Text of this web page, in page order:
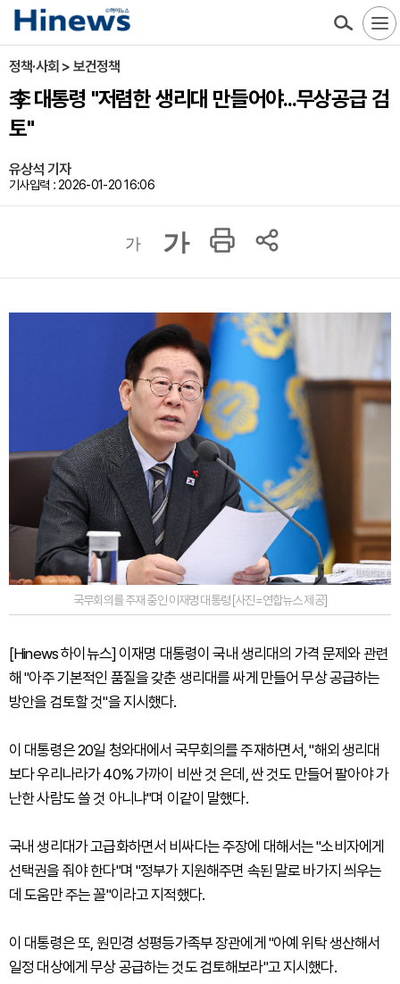
정책·사회 > 보건정책
李 대통령 "저렴한 생리대 만들어야...무상공급 검
토"
유상석 기자
기사입력 : 2026-01-20 16:06
가 가
국무회의를 주재 중인 이재명 대통령 [사진=연합뉴스 제공]
[Hinews 하이뉴스] 이재명 대통령이 국내 생리대의 가격 문제와 관련
해 "아주 기본적인 품질을 갖춘 생리대를 싸게 만들어 무상 공급하는
방안을 검토할 것"을 지시했다.
이 대통령은 20일 청와대에서 국무회의를 주재하면서, "해외 생리대
보다 우리나라가 40% 가까이 비싼 것 은데, 싼 것도 만들어 팔아야 가
난한 사람도 쓸 것 아니냐"며 이같이 말했다.
국내 생리대가 고급화하면서 비싸다는 주장에 대해서는 "소비자에게
선택권을 줘야 한다"며 "정부가 지원해주면 속된 말로 바가지 씌우는
데 도움만 주는 꼴"이라고 지적했다.
이 대통령은 또, 원민경 성평등가족부 장관에게 "아예 위탁 생산해서
일정 대상에게 무상 공급하는 것도 검토해보라"고 지시했다.